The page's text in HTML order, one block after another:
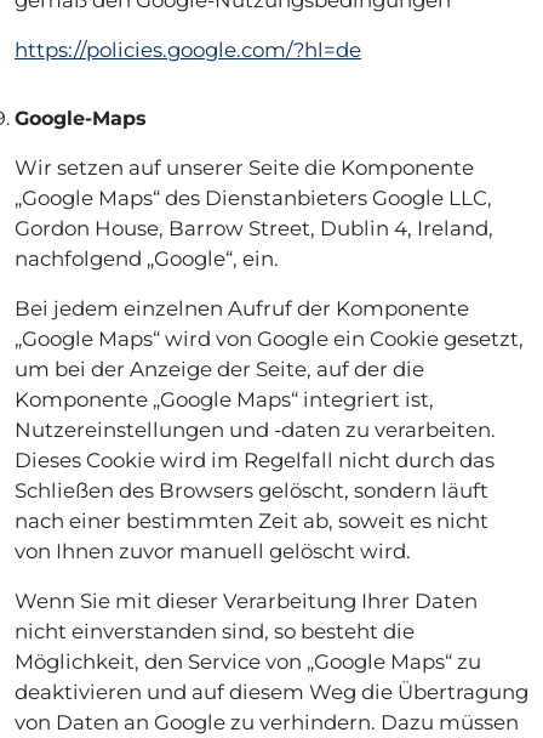
https://policies.google.com/?hl=de
Google-Maps
Wir setzen auf unserer Seite die Komponente
„Google Maps“ des Dienstanbieters Google LLC,
Gordon House, Barrow Street, Dublin 4, Ireland,
nachfolgend „Google“, ein.
Bei jedem einzelnen Aufruf der Komponente
„Google Maps“ wird von Google ein Cookie gesetzt,
um bei der Anzeige der Seite, auf der die
Komponente „Google Maps“ integriert ist,
Nutzereinstellungen und -daten zu verarbeiten.
Dieses Cookie wird im Regelfall nicht durch das
Schließen des Browsers gelöscht, sondern läuft
nach einer bestimmten Zeit ab, soweit es nicht
von Ihnen zuvor manuell gelöscht wird.
Wenn Sie mit dieser Verarbeitung Ihrer Daten
nicht einverstanden sind, so besteht die
Möglichkeit, den Service von „Google Maps“ zu
deaktivieren und auf diesem Weg die Übertragung
von Daten an Google zu verhindern. Dazu müssen